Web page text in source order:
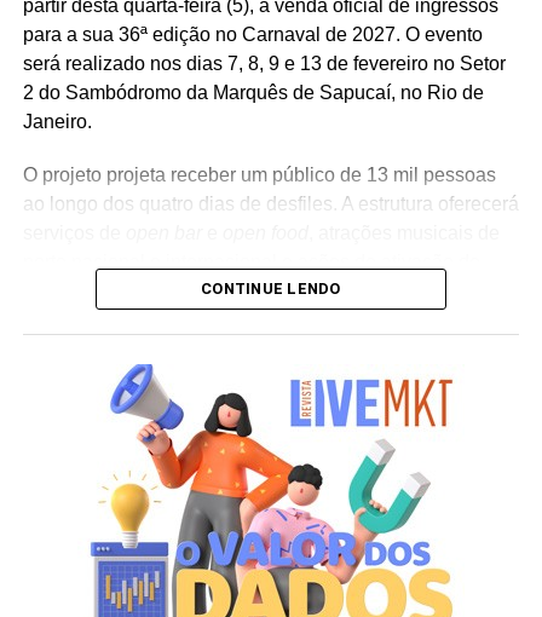
partir desta quarta-feira (5), a venda oficial de ingressos
para a sua 36ª edição no Carnaval de 2027. O evento
será realizado nos dias 7, 8, 9 e 13 de fevereiro no Setor
2 do Sambódromo da Marquês de Sapucaí, no Rio de
Janeiro.
O projeto projeta receber um público de 13 mil pessoas
ao longo dos quatro dias de desfiles. A estrutura oferecerá
marcas parceiras. “O Camarote Nº1 é um projeto que faz
uma experiência personalizada que nasce dolifestyle
cidade maravilhosa”, destaca Marcio Esher, sócio, diretor
de negócios e marketing da Holding Clube e gestor do
A produção do evento é assinada pela agência Banco_
em parceria com a Storymakers e a Cross Networking,
empresas pertencentes ao ecossistema da Holding
Clube. O projeto criativo mantém a assinatura “Brasil na
CONTINUE LENDO